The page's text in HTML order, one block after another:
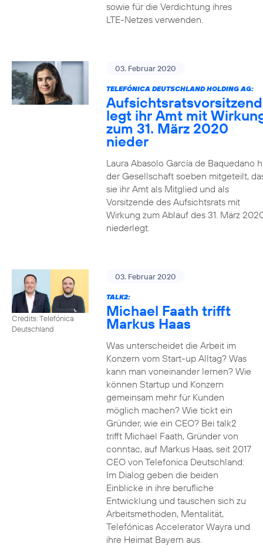
sowie für die Verdichtung ihres
LTE-Netzes verwenden.
03. Februar 2020
TELEFÓNICA DEUTSCHLAND HOLDING AG:
legt ihr Amt mit
zum 31. März 2020
nieder
Laura Abasolo García de Baquedano
der Gesellschaft soeben mitgeteilt,
sie ihr Amt als Mitglied und als
Vorsitzende des Aufsichtsrats mit
Wirkung zum Ablauf des 31. März
niederlegt.
Credits: Telefónica
Deutschland
03. Februar 2020
TALK2:
Michael Faath trifft
Markus Haas
Was unterscheidet die Arbeit im
Konzern vom Start-up Alltag? Was
kann man voneinander lernen? Wie
können Startup und Konzern
gemeinsam mehr für Kunden
möglich machen? Wie tickt ein
Gründer, wie ein CEO? Bei talk2
trifft Michael Faath, Gründer von
conntac, auf Markus Haas, seit 2017
CEO von Telefonica Deutschland:
Im Dialog geben die beiden
Einblicke in ihre berufliche
Entwicklung und tauschen sich zu
Arbeitsmethoden, Mentalität,
Telefónicas Accelerator Wayra und
ihre Heimat Bayern aus.